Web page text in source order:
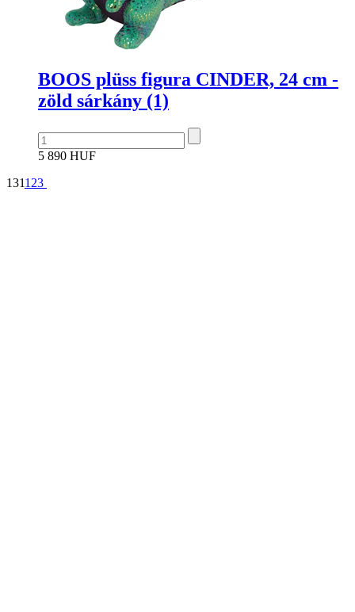
BOOS plüss figura CINDER, 24 cm -
zöld sárkány (1)
5 890 HUF
1311 23